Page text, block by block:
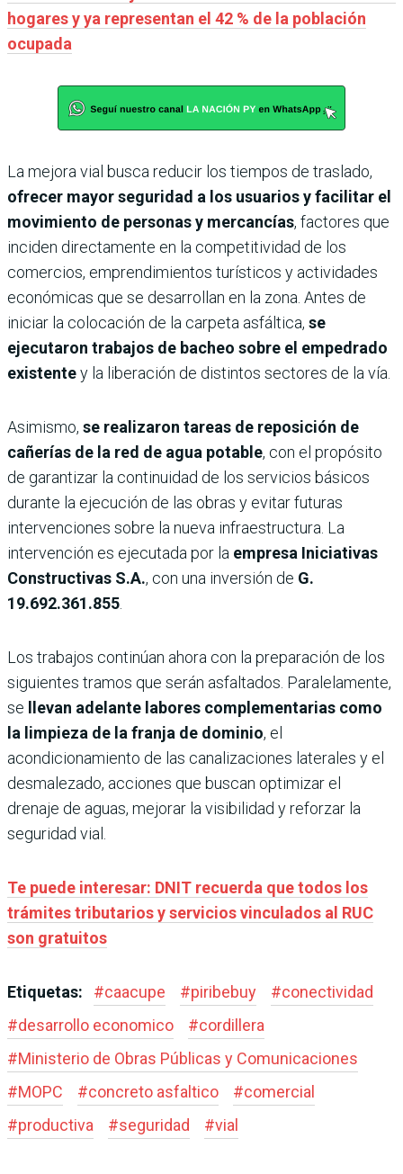
hogares y ya representan el 42 % de la población
ocupada
La mejora vial busca reducir los tiempos de traslado,
ofrecer mayor seguridad a los usuarios y facilitar el
movimiento de personas y mercancías, factores que
inciden directamente en la competitividad de los
comercios, emprendimientos turísticos y actividades
económicas que se desarrollan en la zona. Antes de
iniciar la colocación de la carpeta asfáltica, se
ejecutaron trabajos de bacheo sobre el empedrado
existentey la liberación de distintos sectores de la vía.
Asimismo, se realizaron tareas de reposición de
cañerías de la red de agua potable, con el propósito
de garantizar la continuidad de los servicios básicos
durante la ejecución de las obras y evitar futuras
intervenciones sobre la nueva infraestructura. La
intervención es ejecutada por la empresa Iniciativas
Constructivas S.A., con una inversión de G.
19.692.361.855
Los trabajos continúan ahora con la preparación de los
siguientes tramos que serán asfaltados. Paralelamente,
se
llevan adelante labores complementarias como
la limpieza de la franja de dominio, el
acondicionamiento de las canalizaciones laterales y el
desmalezado, acciones que buscan optimizar el
drenaje de aguas, mejorar la visibilidad y reforzar la
seguridad vial.
Te puede interesar: DNIT recuerda que todos los
trámites tributarios y servicios vinculados al RUC
son gratuitos
Etiquetas: #caacupe #piribebuy #conectividad
#desarrollo economico #cordillera
#Ministerio de Obras Públicas y Comunicaciones
#MOPC #concreto asfaltico #comercial
#productiva #seguridad #vial